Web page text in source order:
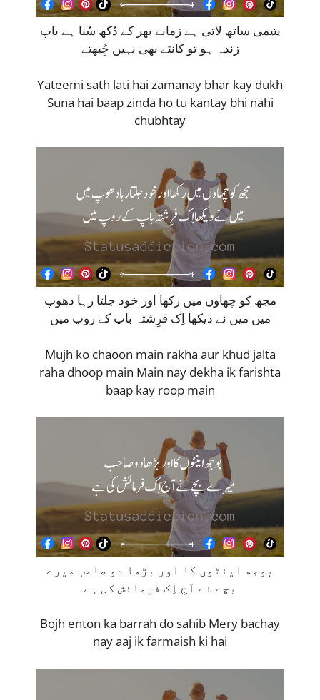
یتیمی ساتھ لاتی ہے زمانے بھر کے دُکھ سُنا ہے باپ
زندہ ہو تو کانٹے بھی نہیں چُبھتے
Yateemi sath lati hai zamanay bhar kay dukh
Suna hai baap zinda ho tu kantay bhi nahi
chubhtay
مجھ کو چھاوں میں رکھا اور خود جلتا رہا دھوپ
میں میں نے دیکھا اِک فرِشتہ باپ کے روپ میں
Mujh ko chaoon main rakha aur khud jalta
raha dhoop main Main nay dekha ik farishta
baap kay roop main
بوجھ اینٹوں کا اور بڑھا دو صاحب میرے
بچے نے آج اِک فرمائش کی ہے
Bojh enton ka barrah do sahib Mery bachay
nay aaj ik farmaish ki hai